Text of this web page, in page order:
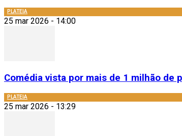
PLATEIA
25 mar 2026 - 14:00
Comédia vista por mais de 1 milhão de
PLATEIA
25 mar 2026 - 13:29